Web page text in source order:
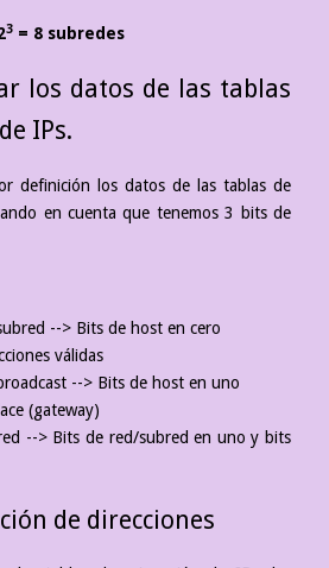
3 = 8 subredes
los datos de las tablas
IPs.
definición los datos de las tablas de
en cuenta que tenemos 3 bits de
--> Bits de host en cero
válidas
--> Bits de host en uno
(gateway)
--> Bits de red/subred en uno y bits
de direcciones